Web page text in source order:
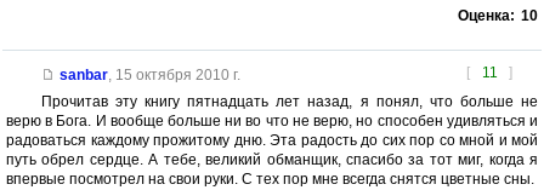
Оценка: 10
[ 11 ]
sanbar, 15 октября 2010 г.
Прочитав эту книгу пятнадцать лет назад, я понял, что больше не
верю в Бога. И вообще больше ни во что не верю, но способен удивляться и
радоваться каждому прожитому дню. Эта радость до сих пор со мной и мой
путь обрел сердце. А тебе, великий обманщик, спасибо за тот миг, когда я
впервые посмотрел на свои руки. С тех пор мне всегда снятся цветные сны.